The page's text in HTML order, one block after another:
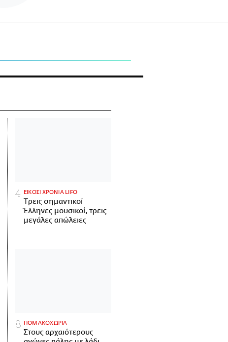
ΕΙΚΟΣΙ ΧΡΟΝΙΑ LIFO
Tρεις σημαντικοί
Έλληνες μουσικοί, τρεις
μεγάλες απώλειες
ΠΟΜΑΚΟΧΩΡΙΑ
Στους αρχαιότερους